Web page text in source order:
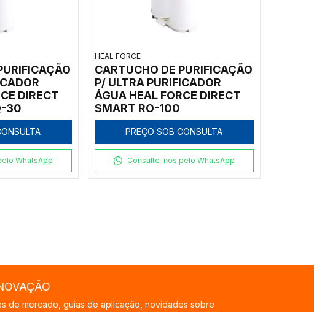
DIRECT
30
WhatsApp
HEAL FORCE
CARTUCHO DE PURIFICAÇÃO
P/ ULTRA PURIFICADOR
ÁGUA HEAL FORCE DIRECT
SMART RO-100
PREÇO SOB CONSULTA
Consulte-nos pelo WhatsApp
de mercado, guias de aplicação, novidades sobre